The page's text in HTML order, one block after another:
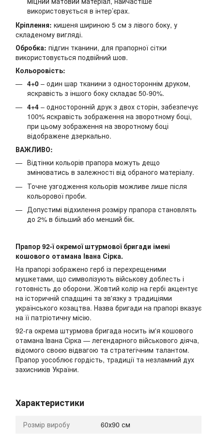
використовується в інтер’єрах.
Кріплення: кишеня шириною 5 см з лівого боку, у
складеному вигляді.
Обробка: підгин тканини, для прапорної сітки
використовується подвійний шов.
Кольоровість:
4+0 – один шар тканини з одностороннім друком,
яскравість з іншого боку складає 50-90%.
4+4 – односторонній друк з двох сторін, забезпечує
100% яскравість зображення на зворотному боці,
при цьому зображення на зворотному боці
відображене дзеркально.
ВАЖЛИВО:
Відтінки кольорів прапора можуть дещо
змінюватись в залежності від обраного матеріалу.
Точне узгодження кольорів можливе лише після
кольорової проби.
Допустимі відхилення розміру прапора становлять
до 2% в більший або менший бік.
Прапор 92-ї окремої штурмової бригади імені
кошового отамана Івана Сірка.
На прапорі зображено герб із перехрещеними
мушкетами, що символізують військову доблесть і
готовність до оборони. Жовтий колір на гербі акцентує
на історичній спадщині та зв'язку з традиціями
українського козацтва. Назва бригади на прапорі вказує
на її патріотичну місію.
92-га окрема штурмова бригада носить ім'я кошового
отамана Івана Сірка — легендарного військового діяча,
відомого своєю відвагою та стратегічним талантом.
Прапор уособлює гордість, традиції та незламний дух
захисників України.
Характеристики
Розмір виробу
60х90 см